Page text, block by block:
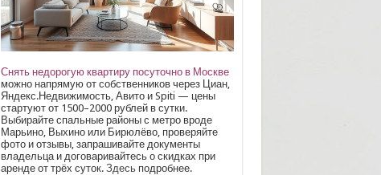
Снять недорогую квартиру посуточно в Москве
можно напрямую от собственников через Циан,
Яндекс.Недвижимость, Авито и Spiti — цены
стартуют от 1500–2000 рублей в сутки.
Выбирайте спальные районы с метро вроде
Марьино, Выхино или Бирюлёво, проверяйте
фото и отзывы, запрашивайте документы
владельца и договаривайтесь о скидках при
аренде от трёх суток. Здесьподробнее.